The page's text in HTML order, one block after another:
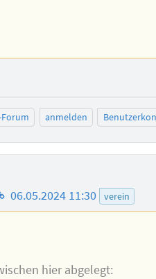
Forum anmelden
06.05.2024 11:30 verein
hier abgelegt: